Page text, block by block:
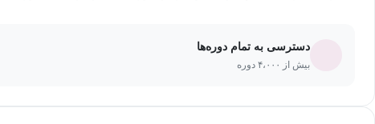
دسترسی به تمام دوره‌ها
بیش از ۴،۰۰۰ دوره